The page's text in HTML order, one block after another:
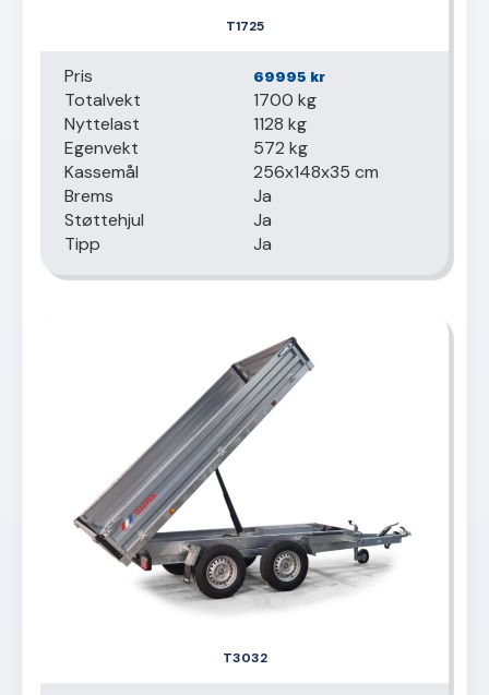
T1725
Pris 69995 kr
Totalvekt
1700 kg
Nyttelast
1128 kg
Egenvekt
572 kg
Kassemål
256x148x35 cm
Brems
Ja
Støttehjul
Ja
Tipp
Ja
T3032